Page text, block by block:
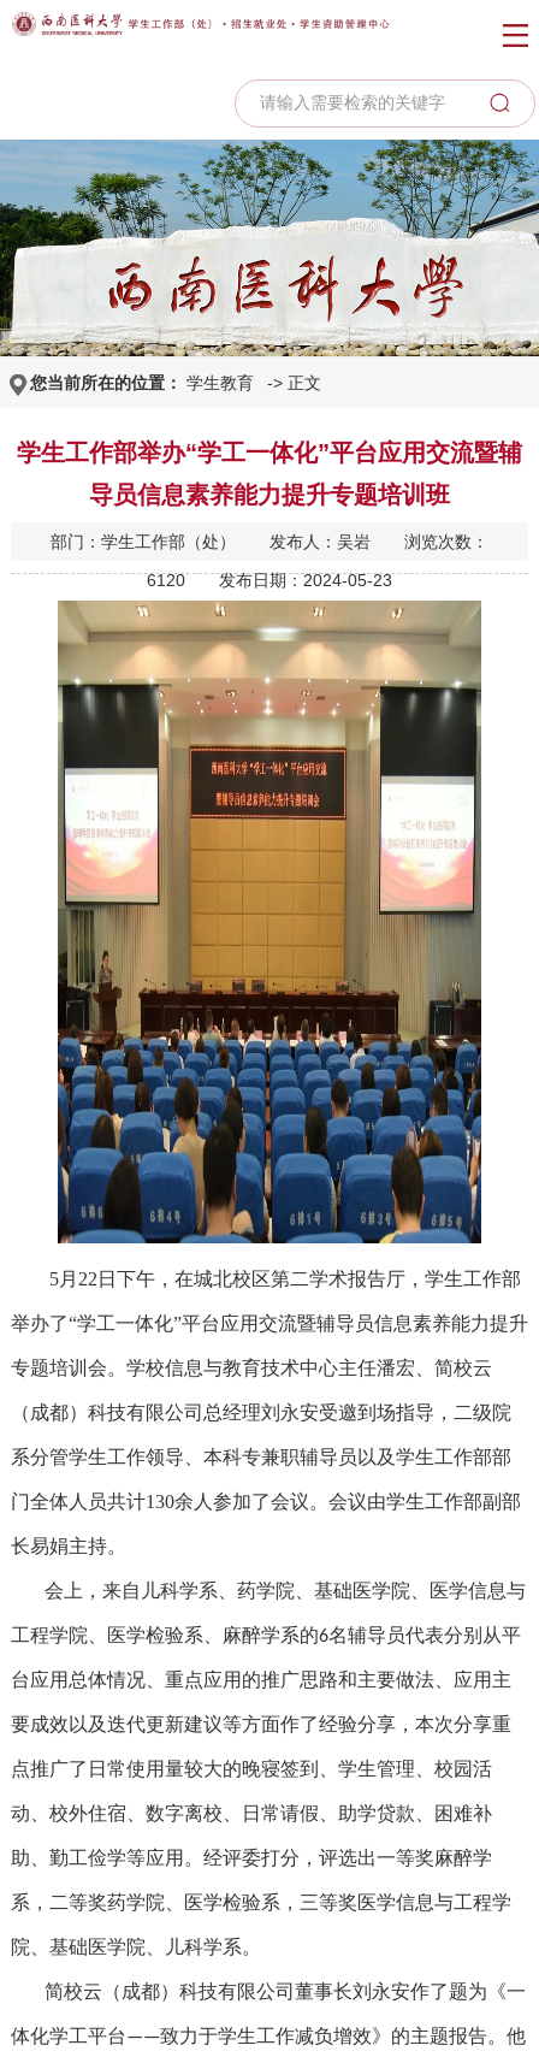
您当前所在的位置： 学生教育 -> 正文
学生工作部举办“学工一体化”平台应用交流暨辅
导员信息素养能力提升专题培训班
部门：学生工作部（处） 发布人：吴岩 浏览次数：
6120 发布日期：2024-05-23
5月22日下午，在城北校区第二学术报告厅，学生工作部
举办了“学工一体化”平台应用交流暨辅导员信息素养能力提升
专题培训会。学校信息与教育技术中心主任潘宏、简校云
（成都）科技有限公司总经理刘永安受邀到场指导，二级院
系分管学生工作领导、本科专兼职辅导员以及学生工作部部
门全体人员共计130余人参加了会议。会议由学生工作部副部
长易娟主持。
会上，来自儿科学系、药学院、基础医学院、医学信息与
工程学院、医学检验系、麻醉学系的6名辅导员代表分别从平
台应用总体情况、重点应用的推广思路和主要做法、应用主
要成效以及迭代更新建议等方面作了经验分享，本次分享重
点推广了日常使用量较大的晚寝签到、学生管理、校园活
动、校外住宿、数字离校、日常请假、助学贷款、困难补
助、勤工俭学等应用。经评委打分，评选出一等奖麻醉学
系，二等奖药学院、医学检验系，三等奖医学信息与工程学
院、基础医学院、儿科学系。
简校云（成都）科技有限公司董事长刘永安作了题为《一
体化学工平台——致力于学生工作减负增效》的主题报告。他